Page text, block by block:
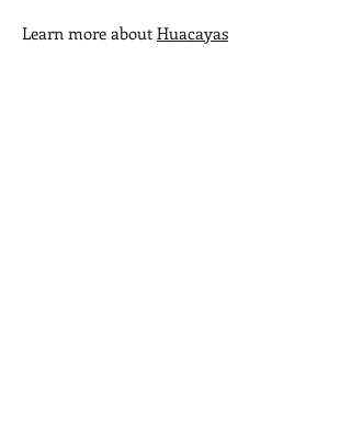
Learn more about Huacayas